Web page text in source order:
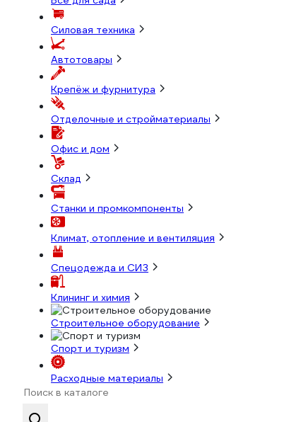
Силовая техника
Автотовары
Крепёж и фурнитура
Отделочные и стройматериалы
Офис и дом
Склад
Станки и промкомпоненты
Климат, отопление и вентиляция
Спецодежда и СИЗ
Клининг и химия
Строительное оборудование
Спорт и туризм
Расходные материалы